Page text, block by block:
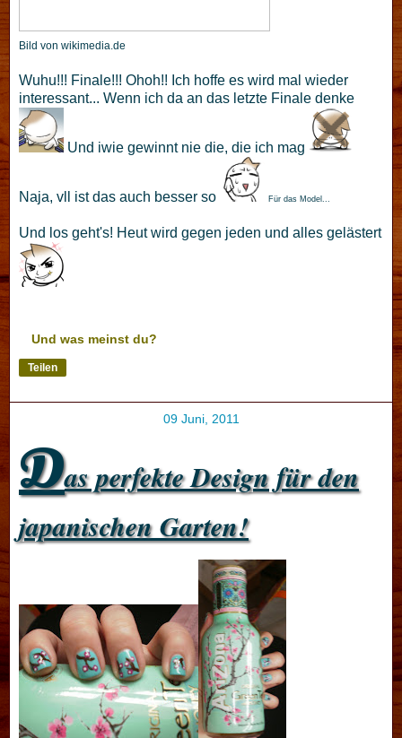
Bild von wikimedia.de
Wuhu!!! Finale!!! Ohoh!! Ich hoffe es wird mal wieder
interessant... Wenn ich da an das letzte Finale denke
Und iwie gewinnt nie die, die ich mag
Naja, vll ist das auch besser so Für das Model...
Und los geht's! Heut wird gegen jeden und alles gelästert
Und was meinst du?
Teilen
09 Juni, 2011
Das perfekte Design für den
japanischen Garten!